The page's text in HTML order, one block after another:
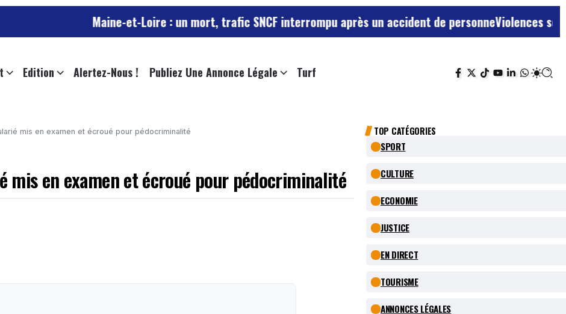
Maine-et-Loire : un mort, trafic SNCF interrompu après un accident de personneViolences sexuelles sur
Edition Alertez-Nous ! Publiez Une Annonce Légale Turf
mis en examen et écroué pour pédocriminalité
en examen et écroué pour pédocriminalité
TOP CATÉGORIES
SPORT
CULTURE
ECONOMIE
JUSTICE
EN DIRECT
TOURISME
ANNONCES LÉGALES